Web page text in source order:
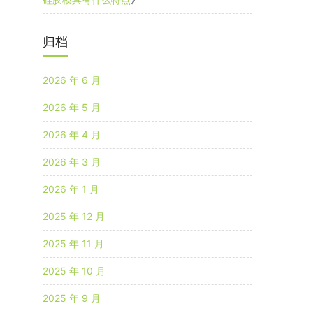
归档
2026 年 6 月
2026 年 5 月
2026 年 4 月
2026 年 3 月
2026 年 1 月
2025 年 12 月
2025 年 11 月
2025 年 10 月
2025 年 9 月